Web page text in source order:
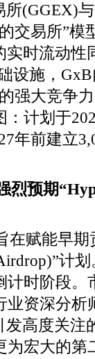
(GGEX)
交易所”模
实时流动
设施，
强大竞争
计划于
年前建立
烈预期
在赋能早
计
时阶段。
资深分析
高度关注
宏大的第